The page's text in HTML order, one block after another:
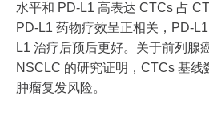
水平和 PD-L1 高表达 CTCs 占
PD-L1 药物疗效呈正相关，PD-
L1 治疗后预后更好。关于前列腺癌
NSCLC 的研究证明，CTCs 基线
肿瘤复发风险。